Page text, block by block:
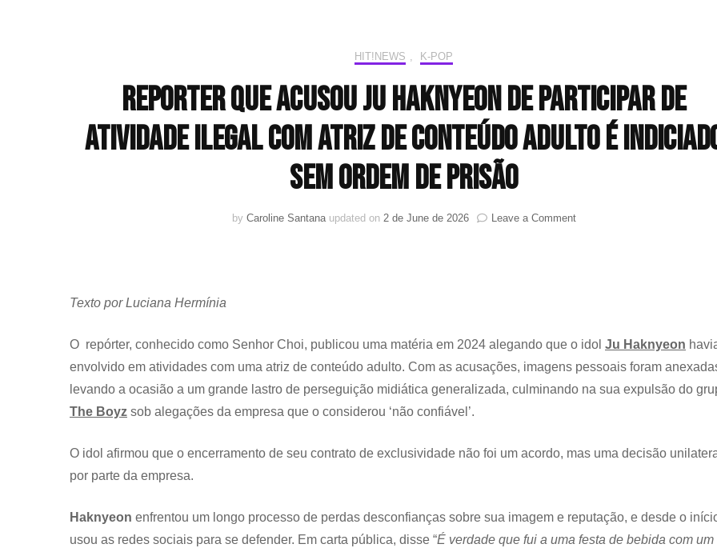
HIT!NEWS K-POP
Reporter que acusou Ju Haknyeon de participar de
atividade ilegal com atriz de conteúdo adulto é
sem ordem de prisão
by Caroline Santana updated on 2 de June de 2026 Leave a Commenton
de
ilegal
com
adulto
ordem
de
Texto por Luciana Hermínia
O repórter, conhecido como Senhor Choi, publicou uma matéria em 2024 alegando que o idol Ju Haknyeon
envolvido em atividades com uma atriz de conteúdo adulto. Com as acusações, imagens pessoais foram
levando a ocasião a um grande lastro de perseguição midiática generalizada, culminando na sua expulsão do
The Boyz sob alegações da empresa que o considerou ‘não confiável’.
O idol afirmou que o encerramento de seu contrato de exclusividade não foi um acordo, mas uma decisão
por parte da empresa.
Haknyeon enfrentou um longo processo de perdas desconfianças sobre sua imagem e reputação, e desde o
usou as redes sociais para se defender. Em carta pública, disse “É verdade que fui a uma festa de bebida com um